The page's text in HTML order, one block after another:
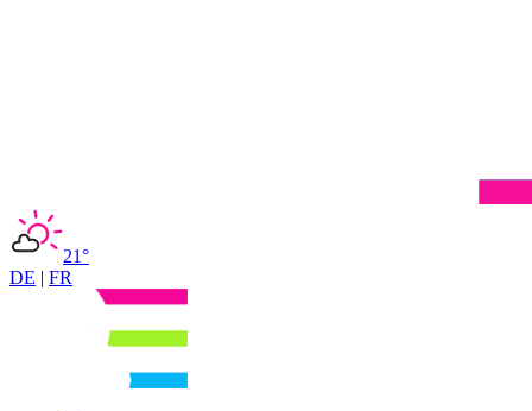
21°
DE | FR